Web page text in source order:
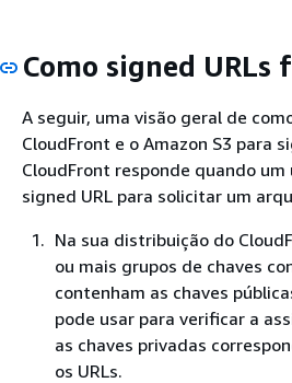
Como signed URLs
A seguir, uma visão geral de
CloudFront e o Amazon S3 para
CloudFront responde quando um
signed URL para solicitar um
Na sua distribuição do
ou mais grupos de chaves
contenham as chaves
pode usar para verificar a
as chaves privadas
os URLs.